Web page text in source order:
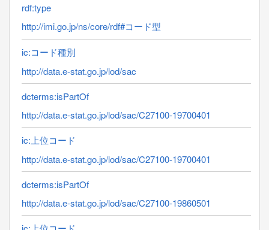
rdf:type
http://imi.go.jp/ns/core/rdf#コード型
ic:コード種別
http://data.e-stat.go.jp/lod/sac
dcterms:isPartOf
http://data.e-stat.go.jp/lod/sac/C27100-19700401
ic:上位コード
http://data.e-stat.go.jp/lod/sac/C27100-19700401
dcterms:isPartOf
http://data.e-stat.go.jp/lod/sac/C27100-19860501